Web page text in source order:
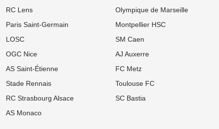
OM : « Pas l'idéal », le message très cash de Bruno Genesio aux
OM : Medhi Benatia vide son sac et dénonce un gouffre financier
caché à l'Olympique de Marseille
08/08 Ligue 2
grosse vente en vue pour les Verts !
08/08 Ligue 1
Mercato Lens : Un attaquant de Benfica dans le viseur, la Lazio
RC Lens
Paris Saint-Germain
LOSC
OGC Nice
AS Saint-Étienne
Stade Rennais
RC Strasbourg Alsace
AS Monaco
Olympique de Marseille
Montpellier HSC
SM Caen
AJ Auxerre
FC Metz
Toulouse FC
SC Bastia